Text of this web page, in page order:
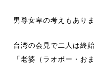
男尊女卑の考えもありま
台湾の会見で二人は終
「老婆（ラオポー・お